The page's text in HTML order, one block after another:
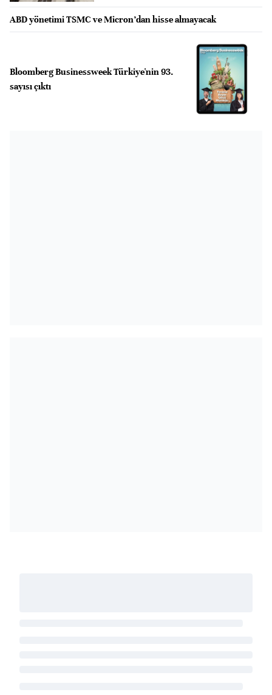
ABD yönetimi TSMC ve Micron’dan hisse almayacak
Bloomberg Businessweek Türkiye'nin 93.
sayısı çıktı